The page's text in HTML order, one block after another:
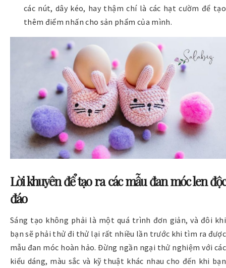
các nút, dây kéo, hay thậm chí là các hạt cườm để tạo
thêm điểm nhấn cho sản phẩm của mình.
Lời khuyên để tạo ra các mẫu đan móc len độc
đáo
Sáng tạo không phải là một quá trình đơn giản, và đôi khi
bạn sẽ phải thử đi thử lại rất nhiều lần trước khi tìm ra được
mẫu đan móc hoàn hảo. Đừng ngần ngại thử nghiệm với các
kiểu dáng, màu sắc và kỹ thuật khác nhau cho đến khi bạn